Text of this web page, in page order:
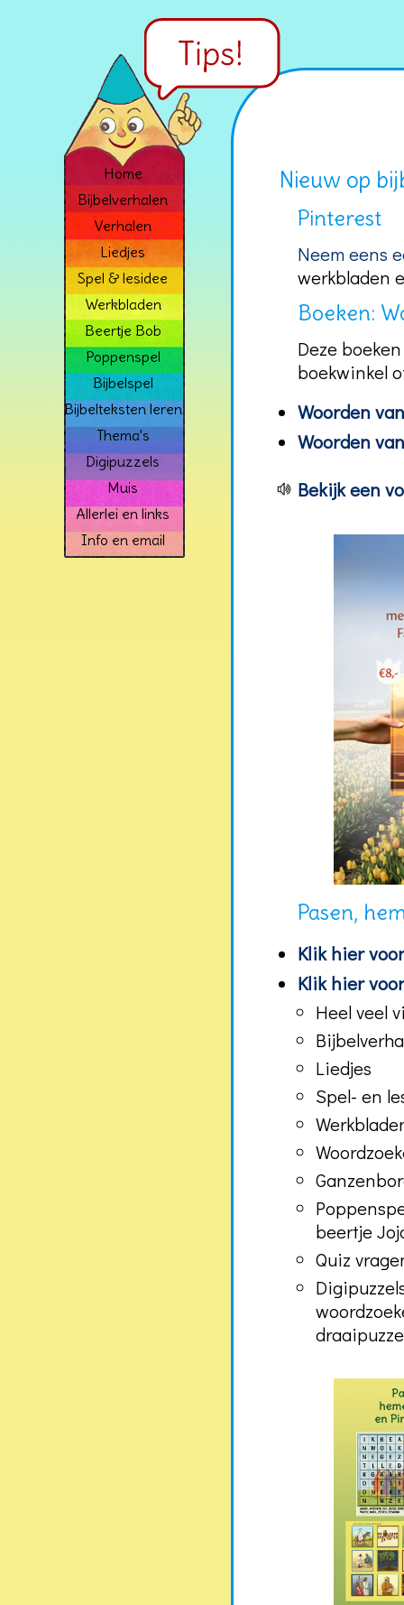
Home
Bijbelverhalen
Verhalen
Liedjes
Spel & lesidee
Werkbladen
Beertje Bob
Poppenspel
Bijbelspel
Bijbelteksten leren
Thema's
Digipuzzels
Muis
Allerlei en links
Info en email
Nieuw op
Pinterest
Neem eens
werkbladen
Boeken:
Deze
boekwinkel
Woorden
Woorden
Bekijk een
Pasen,
Klik hier
Klik hier
Heel veel
Liedjes
Spel- en
beertje
Quiz